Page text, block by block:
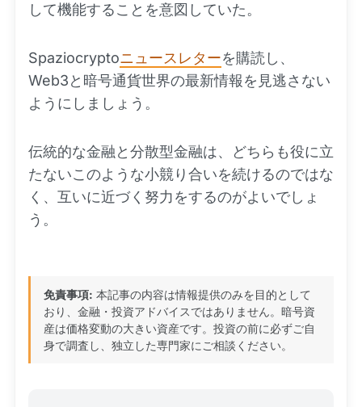
して機能することを意図していた。
Spaziocryptoニュースレターを購読し、
Web3と暗号通貨世界の最新情報を見逃さない
ようにしましょう。
伝統的な金融と分散型金融は、どちらも役に立
たないこのような小競り合いを続けるのではな
く、互いに近づく努力をするのがよいでしょ
う。
免責事項: 本記事の内容は情報提供のみを目的として
おり、金融・投資アドバイスではありません。暗号資
産は価格変動の大きい資産です。投資の前に必ずご自
身で調査し、独立した専門家にご相談ください。